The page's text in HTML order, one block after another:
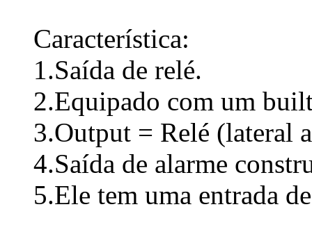
Característica:
1.Saída de relé.
2.Equipado com um
3.Output = Relé (lateral
4.Saída de alarme
5.Ele tem uma entrada